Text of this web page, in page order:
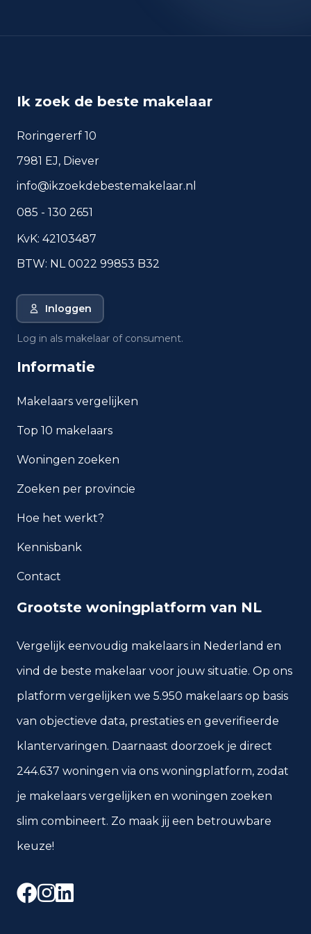
Deze cijfers geven een indicatief beeld van
wonen in Wijchen
Korte antwoorden op basis van actuele
vergelijking van de woonomgeving.
Wijchen?
waarde in Wijchen?
inkomen per inwoner in
Wijchen?
Wijchen?
Welke woningtypen komen
het meest voor in Wijchen?
Ik zoek de beste makelaar
Roringererf 10
7981 EJ, Diever
info@ikzoekdebestemakelaar.nl
085 - 130 2651
KvK: 42103487
BTW: NL 0022 99853 B32
Inloggen
Log in als makelaar of consument.
Informatie
Makelaars vergelijken
Top 10 makelaars
Woningen zoeken
Zoeken per provincie
Hoe het werkt?
Kennisbank
Contact
Grootste woningplatform van NL
Vergelijk eenvoudig makelaars in Nederland en
vind de beste makelaar voor jouw situatie. Op ons
platform vergelijken we 5.950 makelaars op basis
van objectieve data, prestaties en geverifieerde
klantervaringen. Daarnaast doorzoek je direct
244.637 woningen via ons woningplatform, zodat
je makelaars vergelijken en woningen zoeken
slim combineert. Zo maak jij een betrouwbare
keuze!
Facebook
Instagram
LinkedIn